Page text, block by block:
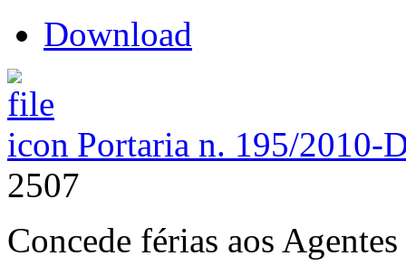
Download
Portaria n. 195/2010-
2507
Concede férias aos